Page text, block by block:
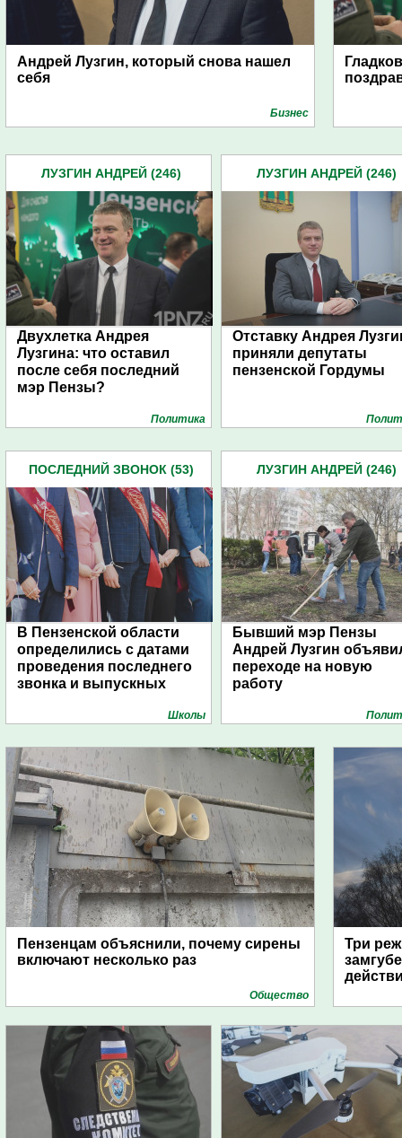
Андрей Лузгин, который снова нашел
себя
Бизнес
ЛУЗГИН АНДРЕЙ (246)
Двухлетка Андрея
Лузгина: что оставил
после себя последний
мэр Пензы?
Политика
ЛУЗГИН АНДРЕЙ (246)
Отставку Андрея
приняли депутаты
пензенской Гордумы
ПОСЛЕДНИЙ ЗВОНОК (53)
В Пензенской области
определились с датами
проведения последнего
звонка и выпускных
Школы
ЛУЗГИН АНДРЕЙ (246)
Бывший мэр Пензы
Андрей Лузгин
переходе на новую
работу
Пензенцам объяснили, почему сирены
включают несколько раз
Общество
Три